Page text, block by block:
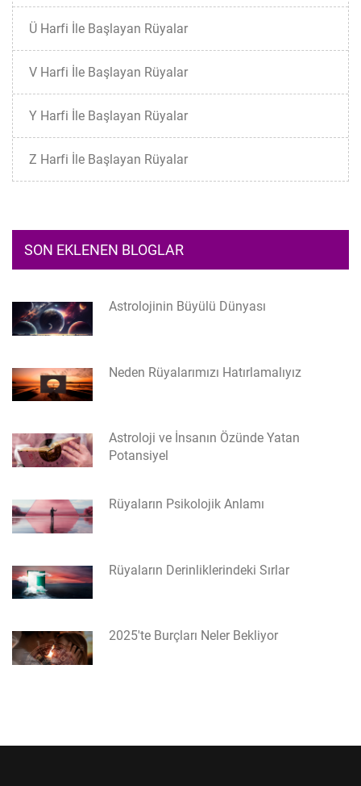
Ü Harfi İle Başlayan Rüyalar
V Harfi İle Başlayan Rüyalar
Y Harfi İle Başlayan Rüyalar
Z Harfi İle Başlayan Rüyalar
SON EKLENEN BLOGLAR
Astrolojinin Büyülü Dünyası
Neden Rüyalarımızı Hatırlamalıyız
Astroloji ve İnsanın Özünde Yatan
Potansiyel
Rüyaların Psikolojik Anlamı
Rüyaların Derinliklerindeki Sırlar
2025'te Burçları Neler Bekliyor